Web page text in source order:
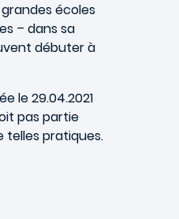
écoles
– dans sa
débuter à
le 29.04.2021
pas partie
telles pratiques.